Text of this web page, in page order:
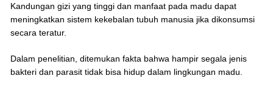
Kandungan gizi yang tinggi dan manfaat pada madu dapat
meningkatkan sistem kekebalan tubuh manusia jika dikonsumsi
secara teratur.
Dalam penelitian, ditemukan fakta bahwa hampir segala jenis
bakteri dan parasit tidak bisa hidup dalam lingkungan madu.